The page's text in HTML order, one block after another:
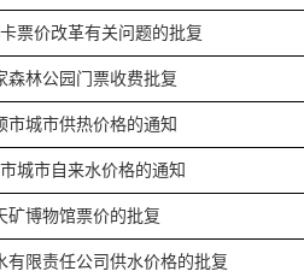
票价改革有关问题的批复
森林公园门票收费批复
市城市供热价格的通知
城市自来水价格的通知
矿博物馆票价的批复
有限责任公司供水价格的批复